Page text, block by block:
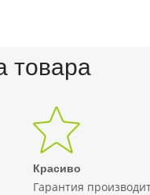
товара
Красиво
Гарантия